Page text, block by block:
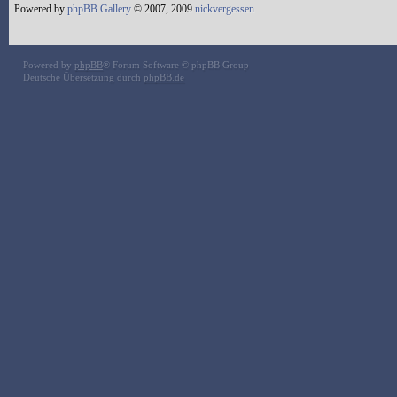
Powered by phpBB Gallery © 2007, 2009 nickvergessen
Powered by phpBB® Forum Software © phpBB Group
Deutsche Übersetzung durch phpBB.de